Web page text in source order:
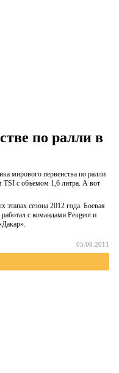
по ралли в
мирового первенства по ралли
с объемом 1,6 литра. А вот
сезона 2012 года. Боевая
с командами Peugeot и
05.08.2011